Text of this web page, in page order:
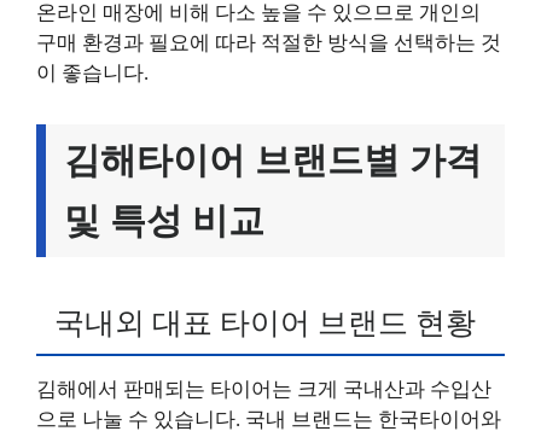
온라인 매장에 비해 다소 높을 수 있으므로 개인의
구매 환경과 필요에 따라 적절한 방식을 선택하는 것
이 좋습니다.
김해타이어 브랜드별 가격
및 특성 비교
국내외 대표 타이어 브랜드 현황
김해에서 판매되는 타이어는 크게 국내산과 수입산
으로 나눌 수 있습니다. 국내 브랜드는 한국타이어와